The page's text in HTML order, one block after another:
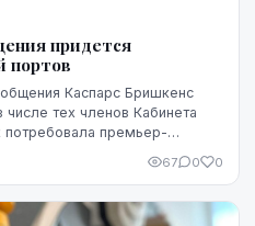
придется
портов
Каспарс Бришкенс
тех членов Кабинета
потребовала премьер-
67 0 0